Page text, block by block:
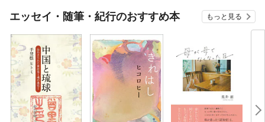
エッセイ・随筆・紀行のおすすめ本 もっと見る